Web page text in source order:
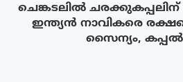
ചെങ്കടലിൽ
ഇന്ത്യൻ നാവികരെ
സൈന്യം, കപ്പൽ